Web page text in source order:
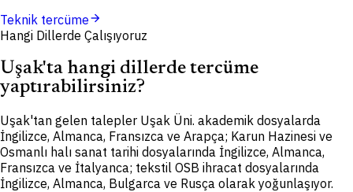
Teknik tercümearrow_forward
Hangi Dillerde Çalışıyoruz
Uşak'ta hangi dillerde tercüme
yaptırabilirsiniz?
Uşak'tan gelen talepler Uşak Üni. akademik dosyalarda
İngilizce, Almanca, Fransızca ve Arapça; Karun Hazinesi ve
Osmanlı halı sanat tarihi dosyalarında İngilizce, Almanca,
Fransızca ve İtalyanca; tekstil OSB ihracat dosyalarında
İngilizce, Almanca, Bulgarca ve Rusça olarak yoğunlaşıyor.